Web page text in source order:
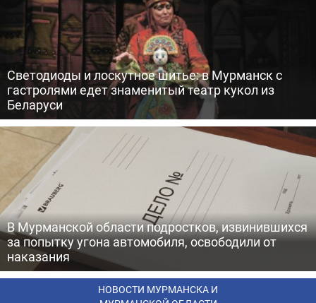
Светодиоды и лоскутное шитье: в Мурманск с
гастролями едет знаменитый театр кукол из
Беларуси
В Мурманской области подростков, извинившихся
за попытку угона автомобиля, освободили от
наказания
НОВОСТИ МУРМАНСКА И